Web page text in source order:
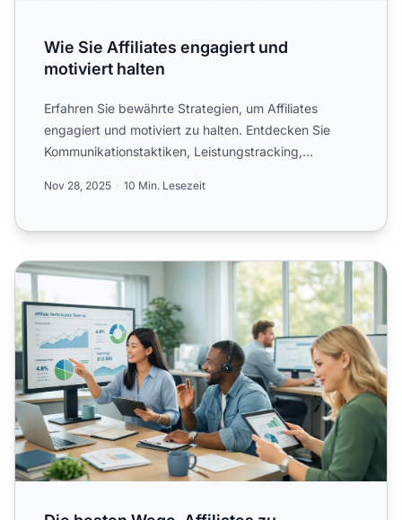
Wie Sie Affiliates engagiert und
motiviert halten
Erfahren Sie bewährte Strategien, um Affiliates
engagiert und motiviert zu halten. Entdecken Sie
Kommunikationstaktiken, Leistungstracking,
Nov 28, 2025 10 Min. Lesezeit
Die besten Wege, Affiliates zu unterstützen: Starke,